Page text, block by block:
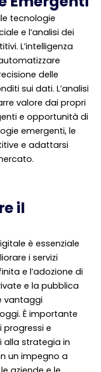
tecnologie
e l’analisi dei
L’intelligenza
delle
sui dati. L’analisi
valore dai propri
e opportunità di
emergenti, le
e adattarsi
il
è essenziale
i servizi
e l’adozione di
e la pubblica
vantaggi
È importante
e
strategia in
un impegno a